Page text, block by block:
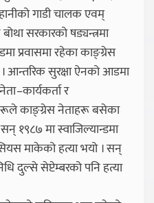
गाडी चालक एवम्
सरकारको षड्यन्त्रमा
प्रवासमा रहेका काङ्ग्रेस
। आन्तरिक सुरक्षा ऐनको आडमा
र
काङ्ग्रेस नेताहरू बसेका
१९८७ मा स्वाजिल्यान्डमा
माकेको हत्या भयो । सन्
दुल्से सेप्टेम्बरको पनि हत्या